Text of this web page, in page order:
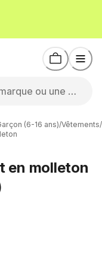
(6-16 ans)/Vêtements/
en molleton